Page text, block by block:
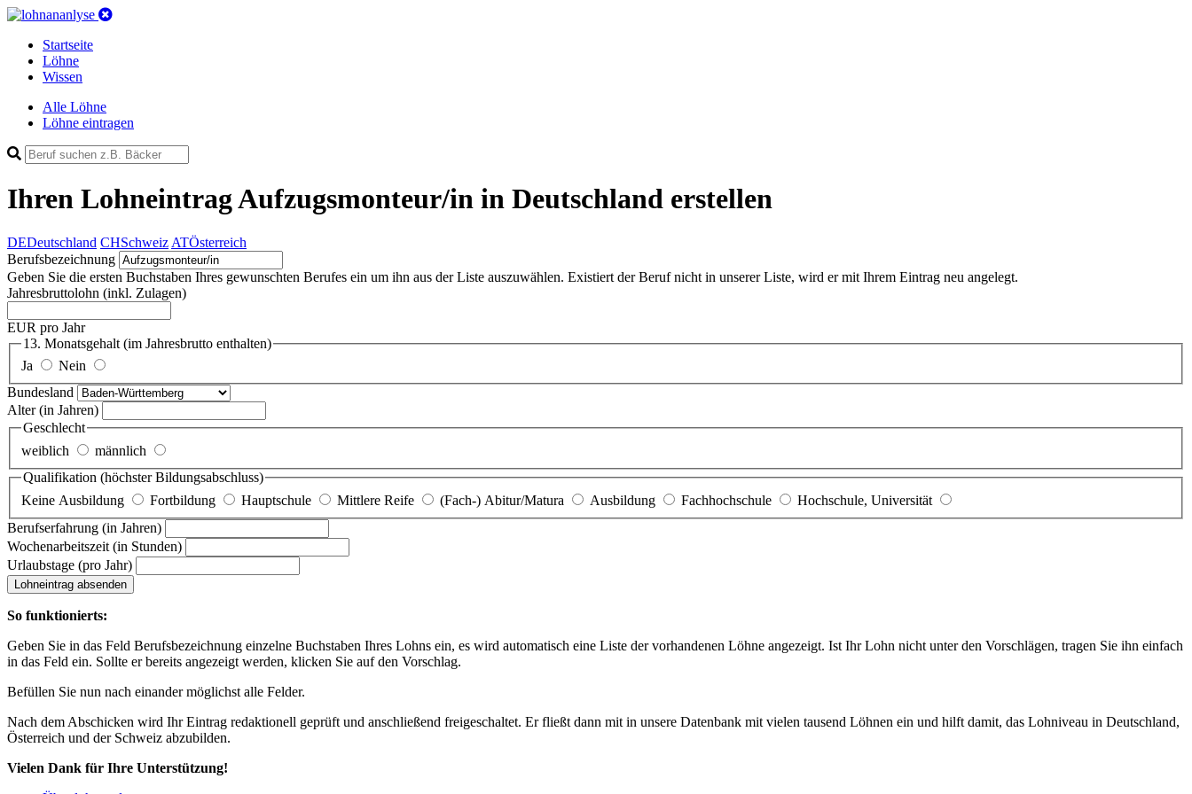
Startseite
Löhne
Wissen
Alle Löhne
Löhne eintragen
Ihren LohneintragAufzugsmonteur/in in Deutschland erstellen
DEDeutschland CHSchweiz ATÖsterreich
Berufsbezeichnung
Geben Sie die ersten Buchstaben Ihres gewunschten Berufes ein um ihn aus der Liste auszuwählen. Existiert der Beruf nicht in unserer Liste, wird er mit Ihrem Eintrag neu angelegt.
Jahresbruttolohn (inkl. Zulagen)
EUR pro Jahr
13. Monatsgehalt (im Jahresbrutto enthalten)
Ja
Nein
Bundesland
Alter(in Jahren)
Geschlecht
weiblich
männlich
Qualifikation (höchster Bildungsabschluss)
Keine Ausbildung
Fortbildung Hauptschule Mittlere Reife (Fach-) Abitur/Matura Ausbildung Fachhochschule
Hochschule, Universität
Berufserfahrung (in Jahren)
Wochenarbeitszeit (in Stunden)
Urlaubstage (pro Jahr)
Lohneintrag absenden
So funktionierts:
Geben Sie in das Feld Berufsbezeichnung einzelne Buchstaben Ihres Lohns ein, es wird automatisch eine Liste der vorhandenen Löhne angezeigt. Ist Ihr Lohn nicht unter den Vorschlägen, tragen Sie ihn einfach
in das Feld ein. Sollte er bereits angezeigt werden, klicken Sie auf den Vorschlag.
Befüllen Sie nun nach einander möglichst alle Felder.
Nach dem Abschicken wird Ihr Eintrag redaktionell geprüft und anschließend freigeschaltet. Er fließt dann mit in unsere Datenbank mit vielen tausend Löhnen ein und hilft damit, das Lohniveau in Deutschland,
Österreich und der Schweiz abzubilden.
Vielen Dank für Ihre Unterstützung!